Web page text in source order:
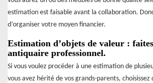
estimation est faisable avant la collaboration.
d’organiser votre moyen financier.
Estimation d’objets de valeur :
antiquaire professionnel.
Si vous voulez procéder à une estimation de
vous avez hérité de vos grands-parents, choisissez